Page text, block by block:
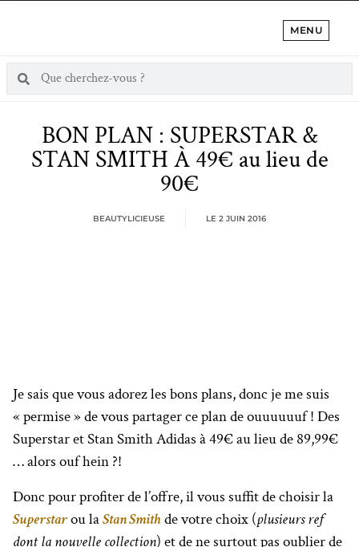
MENU
BON PLAN : SUPERSTAR &
STAN SMITH À 49€ au lieu de
90€
BEAUTYLICIEUSE LE 2 JUIN 2016
Je sais que vous adorez les bons plans, donc je me suis
« permise » de vous partager ce plan de ouuuuuuf ! Des
Superstar et Stan Smith Adidas à 49€ au lieu de 89,99€
… alors ouf hein ?!
Donc pour profiter de l’offre, il vous suffit de choisir la
Superstarou laStan Smithde votre choix (plusieurs ref
dont la nouvelle collection) et de ne surtout pas oublier de